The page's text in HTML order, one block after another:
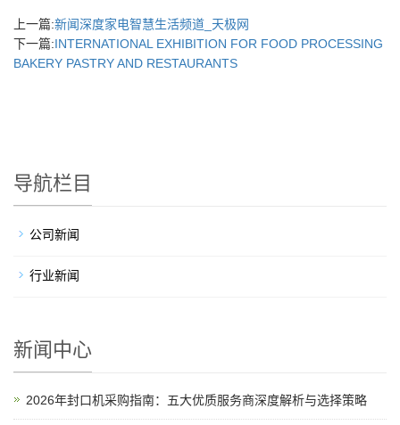
上一篇:新闻深度家电智慧生活频道_天极网
下一篇:INTERNATIONAL EXHIBITION FOR FOOD PROCESSING
BAKERY PASTRY AND RESTAURANTS
导航栏目
公司新闻
行业新闻
新闻中心
2026年封口机采购指南：五大优质服务商深度解析与选择策略